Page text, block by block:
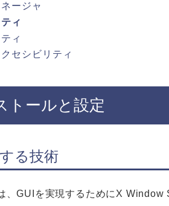
ージャ
ィ
ィ
セシビリティ
トールと設定
る技術
、GUIを実現するためにX Window